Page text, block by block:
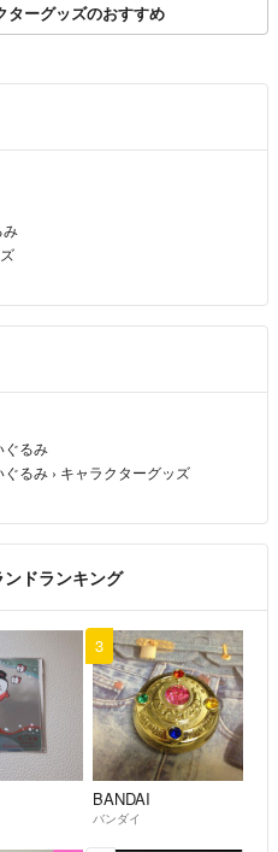
ターグッズのおすすめ
み
ぐるみ
ぐるみ › キャラクターグッズ
ドランキング
3
BANDAI
バンダイ